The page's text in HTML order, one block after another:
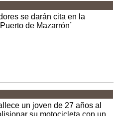
se darán cita en la
de Mazarrón´
un joven de 27 años al